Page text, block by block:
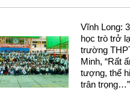
Vĩnh Long:
học trò trở
trường
Minh, “Rất
tượng, thể
trân trọng…”